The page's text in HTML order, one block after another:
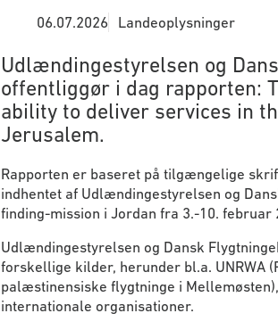
06.07.2026 Landeoplysninger
Udlændingestyrelsen og
offentliggør i dag rapporten:
ability to deliver services in
Rapporten er baseret på tilgængelige
indhentet af Udlændingestyrelsen og
finding-mission i Jordan fra 3.-10. februar
Udlændingestyrelsen og Dansk
forskellige kilder, herunder bl.a. UNRWA
palæstinensiske flygtninge i
internationale organisationer.